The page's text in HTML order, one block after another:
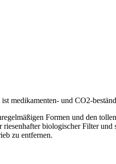
medikamenten- und CO2-
Formen und den
biologischer Filter
zu entfernen.